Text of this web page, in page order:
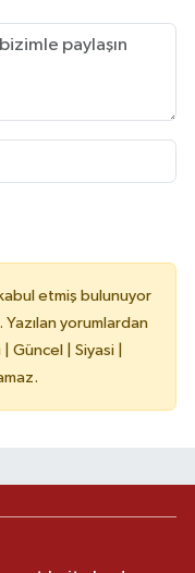
kabul etmiş bulunuyor
yorumlardan
Güncel | Siyasi |